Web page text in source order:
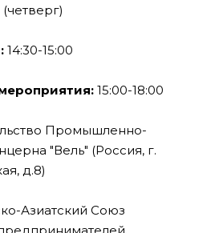
14:30-15:00
15:00-18:00
Промышленно-
"Вель" (Россия, г.
д.8)
Азиатский Союз